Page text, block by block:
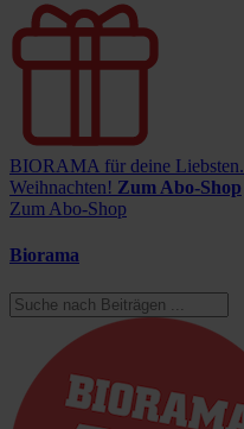
BIORAMA für deine Liebsten.
Weihnachten! Zum Abo-Shop
Zum Abo-Shop
Biorama